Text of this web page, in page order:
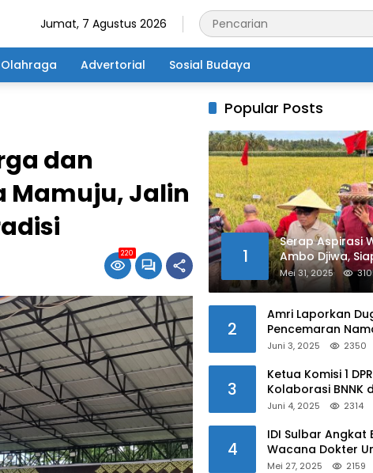
Jumat, 7 Agustus 2026
Olahraga Advertorial Sosial Budaya
dan
Mamuju, Jalin
220
Popular Posts
1
Serap Aspirasi
Ambo Djiwa,
Bantuan
Mei 31, 2025
2
Amri Laporkan
Pencemaran
Oknum Polisi ke
Juni 3, 2025 2350
3
Ketua Komisi 1
Kolaborasi BNNK
Kepolisian Tekan
Juni 4, 2025 2314
4
IDI Sulbar Angkat
Wacana Dokter
Kewenangan
Mei 27, 2025 2159